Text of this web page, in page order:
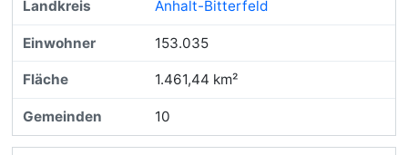
Anhalt-Bitterfeld
153.035
1.461,44 km²
10